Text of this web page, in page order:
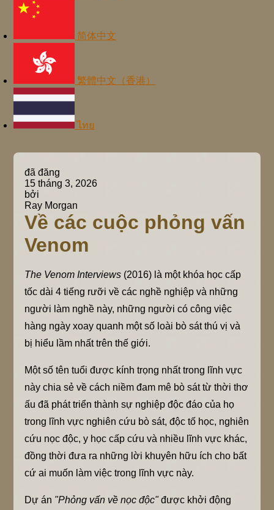
简体中文
繁體中文（香港）
ไทย
đã đăng
15 tháng 3, 2026
bởi
Ray Morgan
Về các cuộc phỏng vấn
Venom
The Venom Interviews (2016) là một khóa học cấp
tốc dài 4 tiếng rưỡi về các nghề nghiệp và những
người làm nghề này, những người có công việc
hàng ngày xoay quanh một số loài bò sát thú vị và
bị hiểu lầm nhất trên thế giới.
Một số tên tuổi được kính trọng nhất trong lĩnh vực
này chia sẻ về cách niềm đam mê bò sát từ thời thơ
ấu đã phát triển thành sự nghiệp độc đáo của họ
trong lĩnh vực nghiên cứu bò sát, độc tố học, nghiên
cứu nọc độc, y học cấp cứu và nhiều lĩnh vực khác,
đồng thời đưa ra những lời khuyên hữu ích cho bất
cứ ai muốn làm việc trong lĩnh vực này.
Dự án "Phỏng vấn về nọc độc"được khởi động